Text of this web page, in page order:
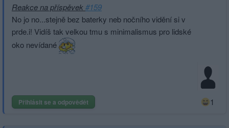
Reakce na příspěvek#159
No jo no...stejně bez baterky neb nočního vidění si v
prde.i! Vidíš tak velkou tmu s minimalismus pro lidské
oko nevídané
Přihlásit se a odpovědět 1